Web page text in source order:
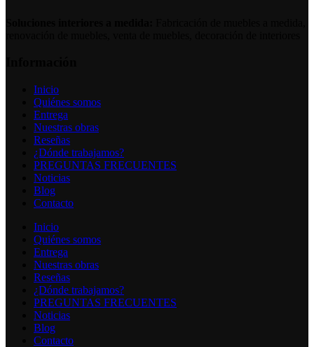
Inicio
Quiénes somos
Entrega
Nuestras obras
Reseñas
¿Dónde trabajamos?
PREGUNTAS FRECUENTES
Noticias
Blog
Contacto
Inicio
Quiénes somos
Entrega
Nuestras obras
Reseñas
¿Dónde trabajamos?
PREGUNTAS FRECUENTES
Noticias
Blog
Contacto